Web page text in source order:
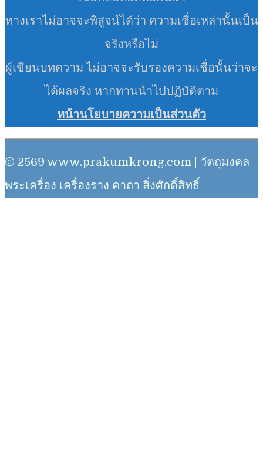
ทางเราไม่อาจจะพิสูจน์ได้ว่า ความเชื่อเหล่านั้นเป็น
จริงหรือไม่
ผู้เขียนบทความ ไม่อาจจะรับรองความเชื่อนั้นว่าจะ
ได้ผลจริง หากท่านนำไปปฏิบัติตาม
หน้านโยบายความเป็นส่วนตัว
© 2569 www.prakumkrong.com | วัตถุมงคล
พระเครื่อง เครื่องราง คาถา สิ่งศักดิ์สิทธิ์